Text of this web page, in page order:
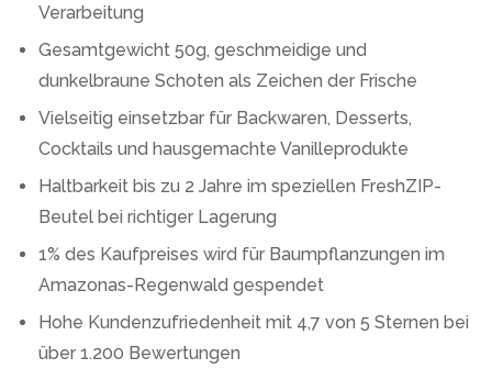
Verarbeitung
Gesamtgewicht 50g, geschmeidige und
dunkelbraune Schoten als Zeichen der Frische
Vielseitig einsetzbar für Backwaren, Desserts,
Cocktails und hausgemachte Vanilleprodukte
Haltbarkeit bis zu 2 Jahre im speziellen FreshZIP-
Beutel bei richtiger Lagerung
1% des Kaufpreises wird für Baumpflanzungen im
Amazonas-Regenwald gespendet
Hohe Kundenzufriedenheit mit 4,7 von 5 Sternen bei
über 1.200 Bewertungen